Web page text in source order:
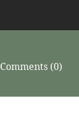
Comments (0)